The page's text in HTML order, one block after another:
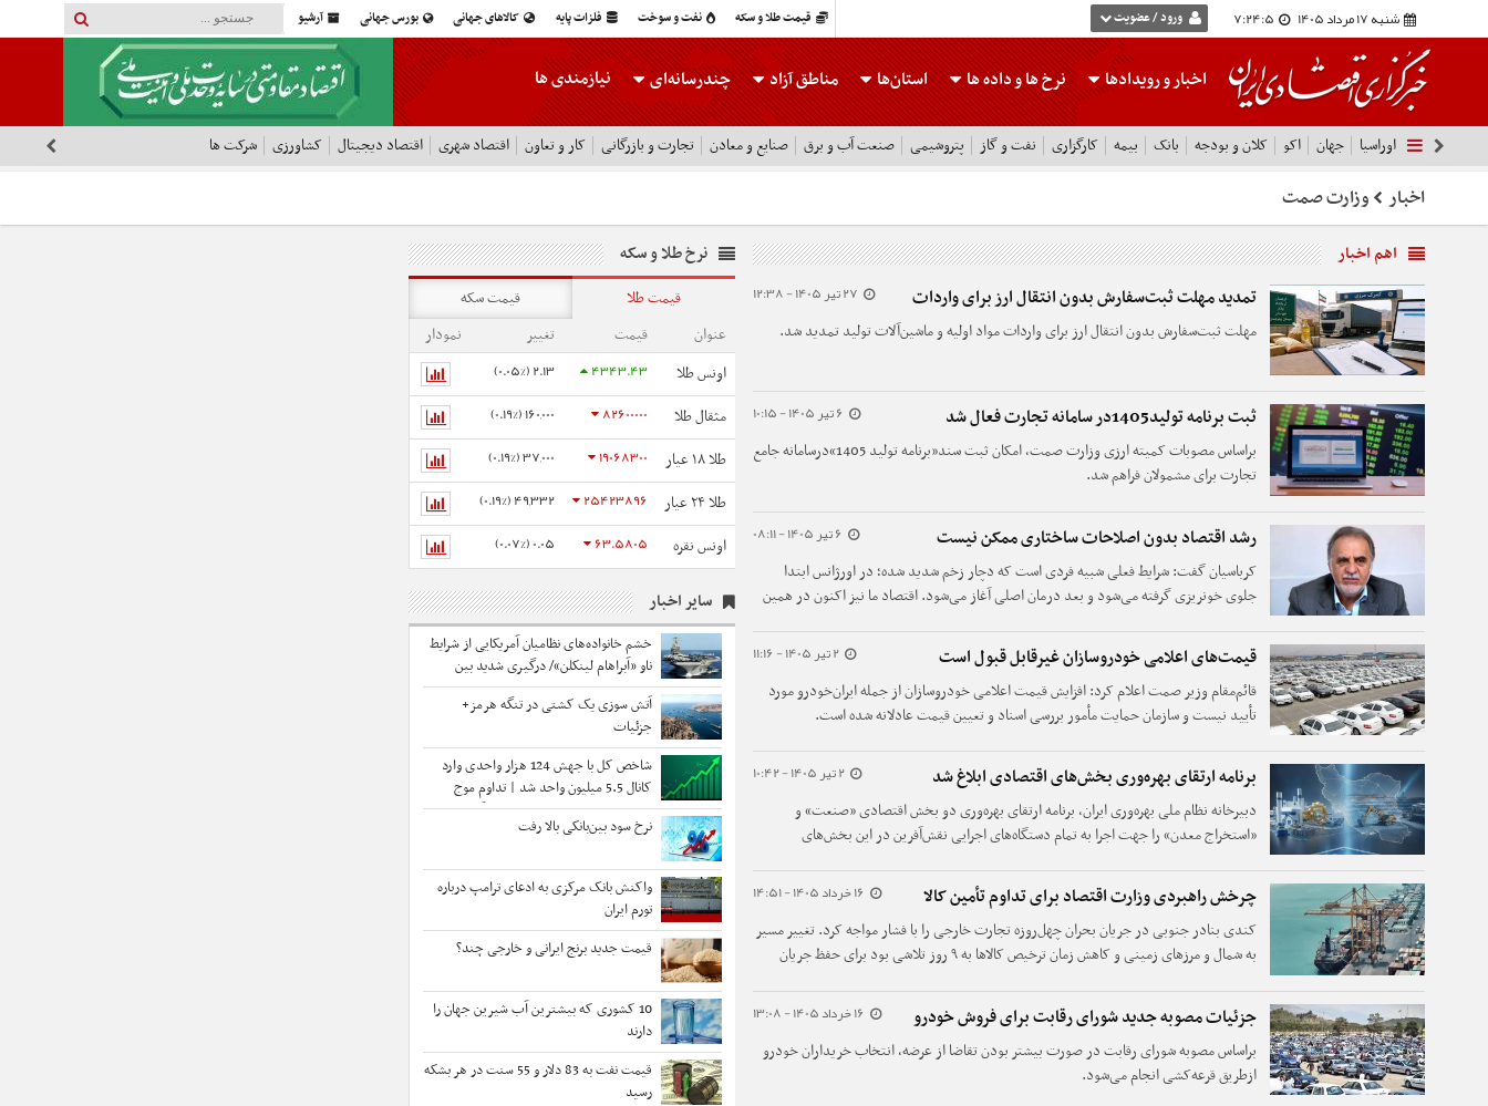
قیمت طلا و سکه نفت و سوخت فلزات پایه کالاهای جهانی بورس جهانی آرشیو شنبه 17 مرداد 1405 7:24:6 ورود / عضویت
اخبار و رویدادها نرخ هاو داده ها استان‌ها مناطق آزاد چندرسانه‌ای نیازمندی ها
اوراسیا جهان اکو کلان و بودجه بانک بیمه کارگزاری نفت و گاز پتروشیمی صنعت آب و برق صنایع و معادن تجارت و بازرگانی کار و تعاون اقتصاد شهری اقتصاد دیجیتال کشاورزی شرکت ها
اخبار وزارت صمت
اهم اخبار
27 تیر 1405 - 12:38 تمدید مهلت ثبت‌سفارش بدون انتقال ارز برای واردات
مهلت ثبت‌سفارش بدون انتقال ارز برای واردات مواد اولیه و ماشین‌آلات تولید تمدید شد.
6 تیر 1405 - 10:15 ثبت برنامه تولید1405در سامانه تجارت فعال شد
براساس مصوبات کمیته ارزی وزارت صمت، امکان ثبت سند«برنامه تولید 1405»درسامانه جامع
تجارت برای مشمولان فراهم شد.
6 تیر 1405 - 08:11 رشد اقتصاد بدون اصلاحات ساختاری ممکن نیست
کرباسیان گفت: شرایط فعلی شبیه فردی است که دچار زخم شدید شده؛ در اورژانس ابتدا
جلوی خونریزی گرفته می‌شود و بعد درمان اصلی آغاز می‌شود. اقتصاد ما نیز اکنون در همین
بازسازی تدوین شود.
2 تیر 1405 - 11:16 قیمت‌های اعلامی خودروسازان غیرقابل قبول است
قائم‌مقام وزیر صمت اعلام کرد: افزایش قیمت اعلامی خودروسازان از جمله ایران‌خودرو مورد
تأیید نیست و سازمان حمایت مأمور بررسی اسناد و تعیین قیمت عادلانه شده است.
2 تیر 1405 - 10:42 برنامه ارتقای بهره‌وری بخش‌های اقتصادی ابلاغ شد
دبیرخانه نظام ملی بهره‌وری ایران، برنامه ارتقای بهره‌وری دو بخش اقتصادی «صنعت» و
«استخراج معدن» را جهت اجرا به تمام دستگاه‌های اجرایی نقش‌آفرین در این بخش‌های
16 خرداد 1405 - 14:51 چرخش راهبردی وزارت اقتصاد برای تداوم تأمین کالا
کندی بنادر جنوبی در جریان بحران چهل‌روزه تجارت خارجی را با فشار مواجه کرد. تغییر مسیر
به شمال و مرزهای زمینی و کاهش زمان ترخیص کالاها به ۹ روز تلاشی بود برای حفظ جریان
16 خرداد 1405 - 13:08 جزئیات مصوبه جدید شورای رقابت برای فروش خودرو
براساس مصوبه شورای رقابت در صورت بیشتر بودن تقاضا از عرضه، انتخاب خریداران خودرو
ازطریق قرعه‌کشی انجام می‌شود.
نرخ طلا و سکه
قیمت طلا
قیمت سکه
عنوان
قیمت تغییر
نمودار
اونس طلا
4343.43
2.13 (0.05%)
مثقال طلا 82600000
160,000 (0.19%)
طلا ۱۸ عیار 19068300
37,000 (0.19%)
طلا ۲۴ عیار 25423896
49,332 (0.19%)
اونس نقره 63.5805
0.05 (0.07%)
سایر اخبار
خشم خانواده‌های نظامیان آمریکایی از شرایط
ناو «آبراهام لینکلن»/ درگیری شدید بین
خانواده‌ها و سرپرست وزارت نیروی دریایی
آمریکا رخ داد
آتش سوزی یک کشتی در تنگه هرمز+
جزئیات
شاخص کل با جهش 124 هزار واحدی وارد
کانال 5.5 میلیون واحد شد | تداوم موج
صعودی بورس با صف های خرید گسترده
نرخ سود بین‌بانکی بالا رفت
واکنش بانک مرکزی به ادعای ترامپ درباره
تورم ایران
قیمت جدید برنج ایرانی و خارجی چند؟
10 کشوری که بیشترین آب شیرین جهان را
دارند
قیمت نفت به 83 دلار و 55 سنت در هر بشکه
رسید